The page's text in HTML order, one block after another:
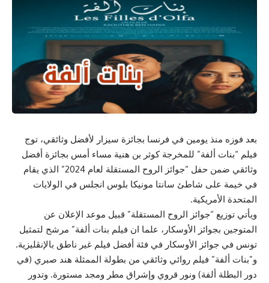
بعد فوزه منذ يومين في فرنسا بجائزة سيزار لأفضل وثائقي، توج
فيلم “بنات ألفة” للمخرجة كوثر بن هنية مساء أمس بجائزة أفضل
وثائقي ضمن حفل “جوائز الروح المستقلة لعام 2024” الذي يقام
في خيمة على شاطئ سانتا مونيكا بلوس انجلس في الولايات
المتحدة الأمريكية.
ويأتي توزيع “جوائز الروح المستقلة” قبيل موعد الإعلان عن
المتوجين بجوائز الأوسكار، علما ان فيلم بنات ألفة” مرشح لتمثيل
تونس في جوائز الأوسكار في فئة أفضل فيلم غير ناطق بالإنڨليزية.
و”بنات ألفة” فيلم روائي وثائقي من بطولة الممثلة هند صبري (في
دور البطلة ألفة) ونور قروي وإشراق مطر ومجد مستورة. وتدور